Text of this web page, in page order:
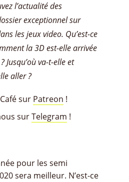
l’actualité des
exceptionnel sur
les jeux video. Qu’est-ce
la 3D est-elle arrivée
Jusqu’où va-t-elle et
aller ?
sur Patreon !
surTelegram !
pour les semi
sera meilleur. N’est-ce